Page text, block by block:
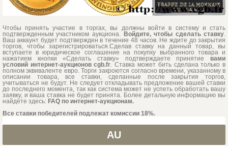
Чтобы принять участие в торгах, вы должны войти в систему и стать
подтвержденным участником аукциона. Войдите, чтобы сделать ставку.
Ваш аккаунт будет подтвержден в течение 48 часов. Не ждите до закрытия
торгов, чтобы зарегистрироваться.Сделав ставку на данный товар, вы
вступаете в юридическое соглашение на покупку выбранного товара и
нажатием кнопки «Сделать ставку» подтверждаете принятие вами
условий интернет-аукционов cgb.fr. Ставка может бить сделана только в
полном эквиваленте евро. Торги закроются согласно времени, указанному в
описании товара, все ставки, сделанные после закрытия торгов,
учитываться не будут. Не следует откладывать предложение вашей ставки
до последнего момента, так как система может не успеть обработать вашу
заявку, и ваша ставка не будет принята. Более детальную информацию вы
найдёте здесь: FAQ по интернет-аукционам.
Все ставки победителей подлежат комиссии 18%.
AU